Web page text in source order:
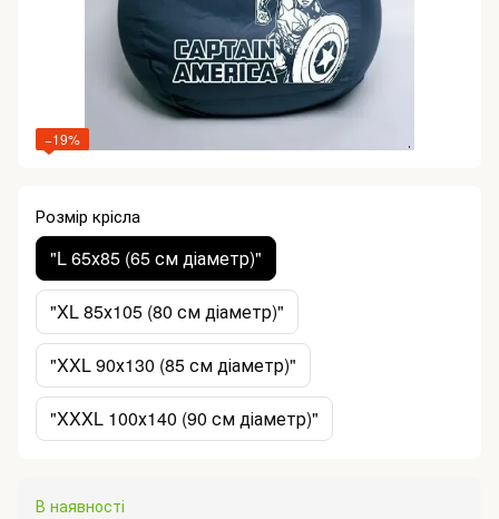
−19%
Розмір крісла
"L 65х85 (65 см діаметр)"
"XL 85х105 (80 см діаметр)"
"XXL 90х130 (85 см діаметр)"
"XXXL 100х140 (90 см діаметр)"
В наявності